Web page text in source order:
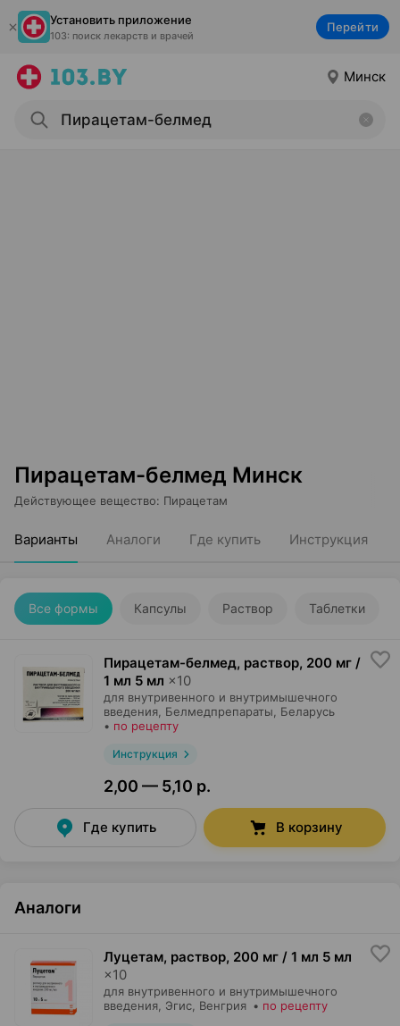
Установить приложение
103: поиск лекарств и врачей
Перейти
Минск
Пирацетам-белмед Минск
Действующее вещество: Пирацетам
Варианты Аналоги Где купить Инструкция
Все формы Капсулы Раствор Таблетки
Пирацетам-белмед, раствор, 200 мг /
1 мл 5 мл ×10
для внутривенного и внутримышечного
введения, Белмедпрепараты , Беларусь
• по рецепту
Инструкция
2,00 — 5,10 р.
Где купить В корзину
Аналоги
Луцетам, раствор, 200 мг / 1 мл 5 мл
×10
для внутривенного и внутримышечного
введения, Эгис , Венгрия • по рецепту